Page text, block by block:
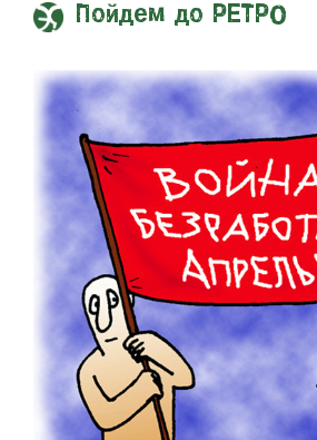
Пойдем до РЕТРО